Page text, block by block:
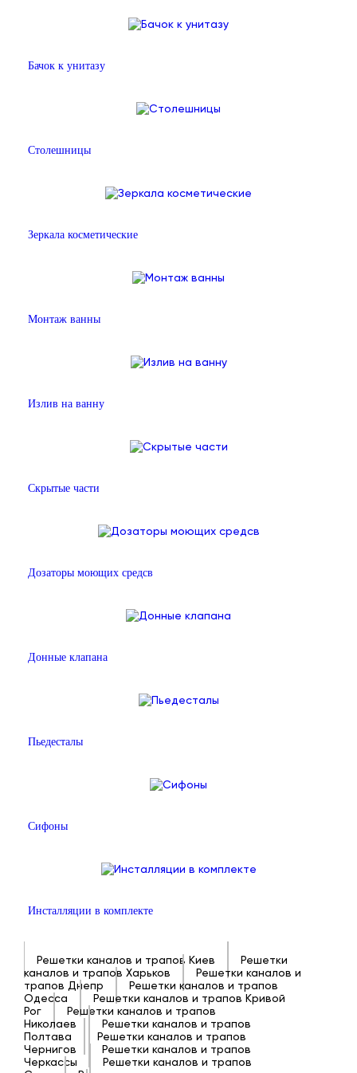
Бачок к унитазу
Столешницы
Зеркала косметические
Монтаж ванны
Излив на ванну
Скрытые части
Дозаторы моющих средсв
Донные клапана
Пьедесталы
Сифоны
Инсталляции в комплекте
Решетки каналов и трапов Киев
Решетки
каналов и трапов Харьков
Решетки каналов и
трапов Днепр
Решетки каналов и трапов
Одесса
Решетки каналов и трапов Кривой
Рог
Решетки каналов и трапов
Николаев
Решетки каналов и трапов
Полтава
Решетки каналов и трапов
Чернигов
Решетки каналов и трапов
Черкассы
Решетки каналов и трапов